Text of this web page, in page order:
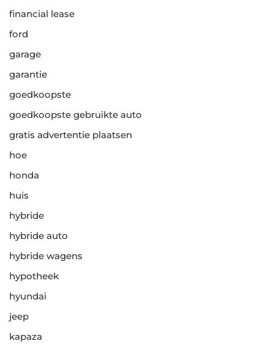
financial lease
ford
garage
garantie
goedkoopste
goedkoopste gebruikte auto
gratis advertentie plaatsen
hoe
honda
huis
hybride
hybride auto
hybride wagens
hypotheek
hyundai
jeep
kapaza